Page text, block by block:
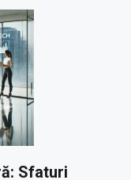
Sfaturi